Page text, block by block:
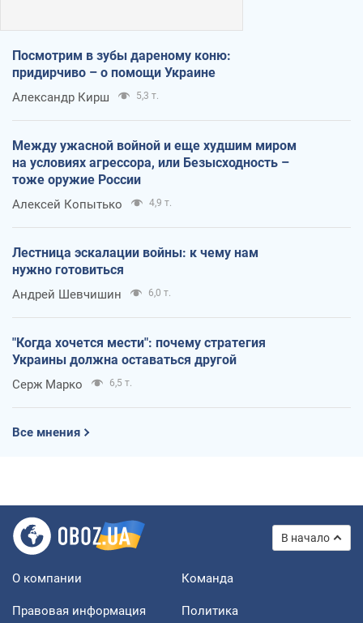
Посмотрим в зубы дареному коню:
придирчиво – о помощи Украине
Александр Кирш 5,3 т.
Между ужасной войной и еще худшим миром
на условиях агрессора, или Безысходность –
тоже оружие России
Алексей Копытько 4,9 т.
Лестница эскалации войны: к чему нам
нужно готовиться
Андрей Шевчишин 6,0 т.
"Когда хочется мести": почему стратегия
Украины должна оставаться другой
Серж Марко 6,5 т.
Все мнения
В начало
О компании Команда
Правовая информация
Политика